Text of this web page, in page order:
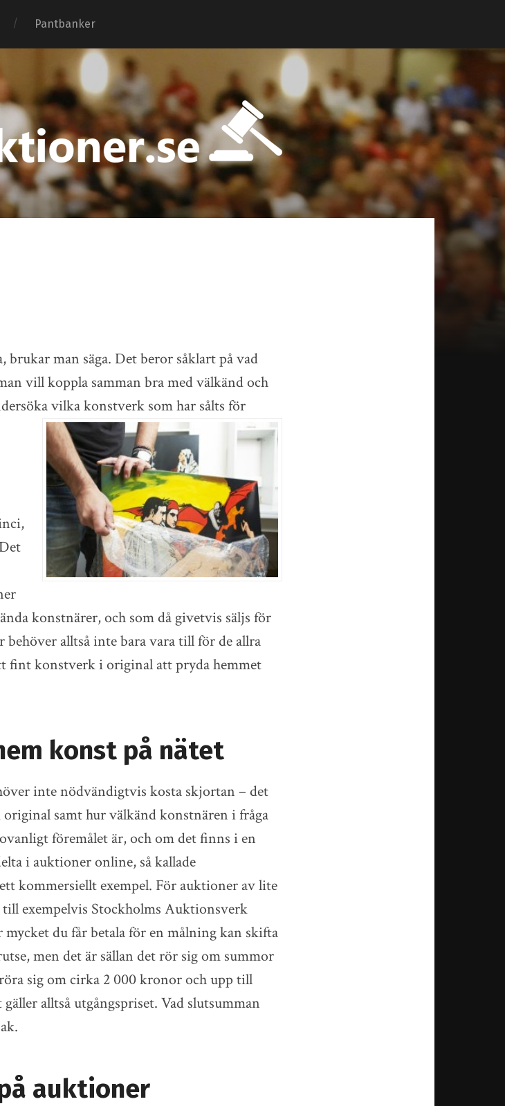
Pantbanker
brukar man säga. Det beror såklart på vad
vill koppla samman bra med välkänd och
vilka konstverk som har sålts för
konstnärer, och som då givetvis säljs för
alltså inte bara vara till för de allra
fint konstverk i original att pryda hemmet
konst på nätet
inte nödvändigtvis kosta skjortan – det
samt hur välkänd konstnären i fråga
föremålet är, och om det finns i en
i auktioner online, så kallade
kommersiellt exempel. För auktioner av lite
exempelvis Stockholms Auktionsverk
du får betala för en målning kan skifta
men det är sällan det rör sig om summor
sig om cirka 2 000 kronor och upp till
alltså utgångspriset. Vad slutsumman
auktioner